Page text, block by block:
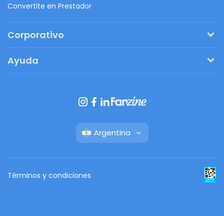
Convertite en Prestador
Corporativo
Regalos originales
Ayuda
Botón de arrepentimiento
Argentina
Términos y condiciones